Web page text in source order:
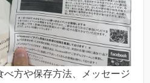
べ方や保存方法、メッセージ